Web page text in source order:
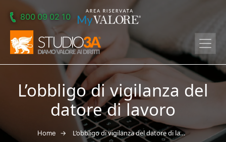
Skip to main content
800 09 02 10
L’obbligo di vigilanza del
datore di lavoro
Home → L’obbligo di vigilanza del datore di lavoro